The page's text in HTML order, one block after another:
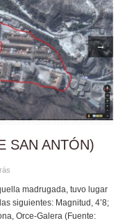
→
SAN ANTÓN)
madrugada, tuvo lugar
siguientes: Magnitud, 4’8;
Orce-Galera (Fuente: